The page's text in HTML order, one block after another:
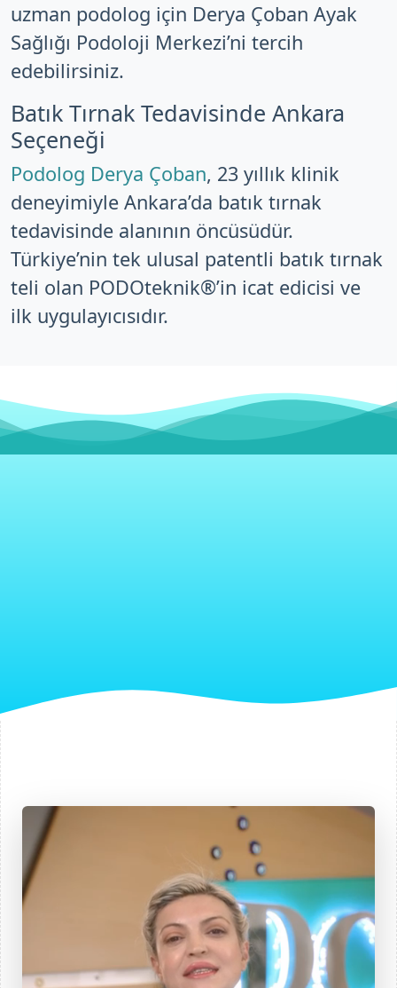
uzman podolog için Derya Çoban Ayak
Sağlığı Podoloji Merkezi’ni tercih
edebilirsiniz.
Batık Tırnak Tedavisinde Ankara
Seçeneği
Podolog Derya Çoban, 23 yıllık klinik
deneyimiyle Ankara’da batık tırnak
tedavisinde alanının öncüsüdür.
Türkiye’nin tek ulusal patentli batık tırnak
teli olan PODOteknik®’in icat edicisi ve
ilk uygulayıcısıdır.